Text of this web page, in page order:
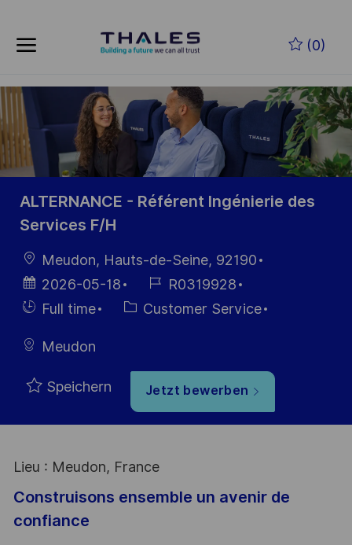
(0)
-
ALTERNANCE - Référent Ingénierie des
Services F/H
Ort
Meudon, Hauts-de-Seine, 92190
Datum der
Veröffentlichung
2026-05-18
Job-
ID
R0319928
Einstellunngstyp
Full time Kategorie
Customer Service
Meudon
Speichern Jetzt bewerben
Lieu : Meudon, France
Construisons ensemble un avenir de
confiance